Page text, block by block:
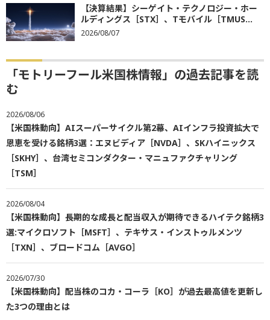
【決算結果】シーゲイト・テクノロジー・ホー
ルディングス［STX］、Tモバイル［TMUS...
2026/08/07
「モトリーフール米国株情報」の過去記事を読
む
2026/08/06
【米国株動向】AIスーパーサイクル第2幕、AIインフラ投資拡大で
恩恵を受ける銘柄3選：エヌビディア［NVDA］、SKハイニックス
［SKHY］、台湾セミコンダクター・マニュファクチャリング
［TSM］
2026/08/04
【米国株動向】長期的な成長と配当収入が期待できるハイテク銘柄3
選:マイクロソフト［MSFT］、テキサス・インストゥルメンツ
［TXN］、ブロードコム［AVGO］
2026/07/30
【米国株動向】配当株のコカ・コーラ［KO］が過去最高値を更新し
た3つの理由とは